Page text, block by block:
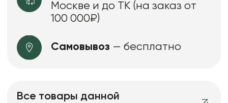
Москве и до ТК (на заказ от
100 000₽)
Самовывоз — бесплатно
Все товары данной